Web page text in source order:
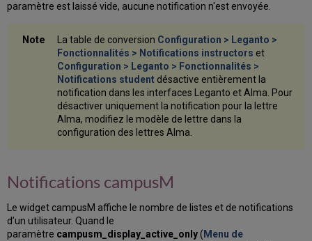
paramètre est laissé vide, aucune notification n'est envoyée.
La table de conversion Configuration > Leganto >
Fonctionnalités > Notifications instructors et
Configuration > Leganto > Fonctionnalités >
Notifications student désactive entièrement la
notification dans les interfaces Leganto et Alma. Pour
désactiver uniquement la notification pour la lettre
Alma, modifiez le modèle de lettre dans la
configuration des lettres Alma.
Notifications campusM
Le widget campusM affiche le nombre de listes et de notifications
d’un utilisateur. Quand le
paramètre campusm_display_active_only( Menu de